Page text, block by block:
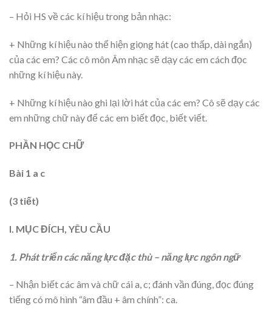
– Hỏi HS về các kí hiệu trong bản nhạc:
+ Những kí hiệu nào thể hiện giọng hát (cao thấp, dài ngắn)
của các em? Các cô môn Âm nhạc sẽ dạy các em cách đọc
những kí hiệu này.
+ Những kí hiệu nào ghi lại lời hát của các em? Cô sẽ dạy các
em những chữ này để các em biết đọc, biết viết.
PHẦN HỌC CHỮ
Bài 1 a c
(3 tiết)
I. MỤC ĐÍCH, YÊU CẦU
1. Phát triển các năng lực đặc thù – năng lực ngôn ngữ
– Nhận biết các âm và chữ cái a, c; đánh vần đúng, đọc đúng
tiếng có mô hình “âm đầu + âm chính”: ca.